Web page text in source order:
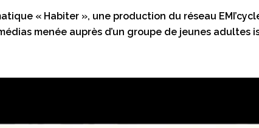
« Habiter », une production du réseau
menée auprès d’un groupe de jeunes adultes